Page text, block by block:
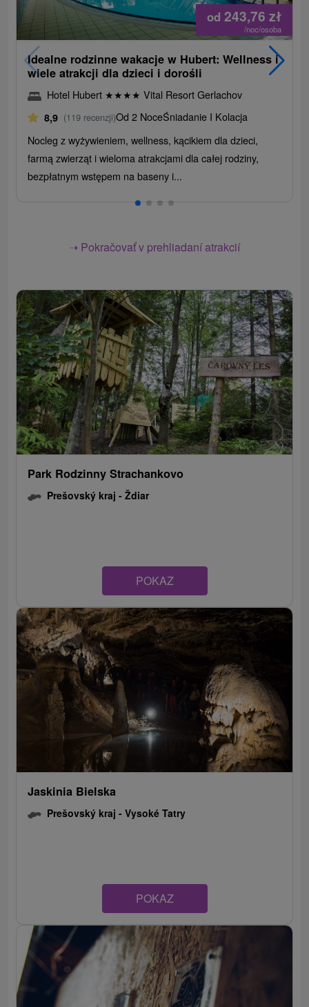
od 243,76zł
/noc/osoba
Idealne rodzinne wakacje w Hubert: Wellness i
wiele atrakcji dla dzieci i dorośli
Hotel Hubert ★★★★ Vital Resort Gerlachov
8,9 (119 recenzji)Od 2 NoceŚniadanie I Kolacja
Nocleg z wyżywieniem, wellness, kącikiem dla dzieci,
farmą zwierząt i wieloma atrakcjami dla całej rodziny,
bezpłatnym wstępem na baseny i...
➝ Pokračovať v prehliadaní atrakcií
Park Rodzinny Strachankovo
Prešovský kraj -Ždiar
POKAZ
Jaskinia Bielska
Prešovský kraj -Vysoké Tatry
POKAZ